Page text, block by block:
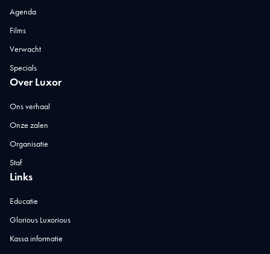
Agenda
Films
Verwacht
Specials
Over Luxor
Ons verhaal
Onze zalen
Organisatie
Staf
Links
Educatie
Glorious Luxorious
Kassa informatie